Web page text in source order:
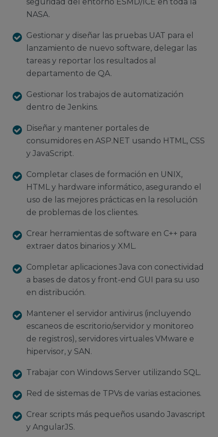
NASA.
Gestionar y diseñar las pruebas UAT para el
lanzamiento de nuevo software, delegar las
tareas y reportar los resultados al
departamento de QA.
Gestionar los trabajos de automatización
dentro de Jenkins.
Diseñar y mantener portales de
consumidores en ASP.NET usando HTML, CSS
y JavaScript.
Completar clases de formación en UNIX,
HTML y hardware informático, asegurando el
uso de las mejores prácticas en la resolución
de problemas de los clientes.
Crear herramientas de software en C++ para
extraer datos binarios y XML.
Completar aplicaciones Java con conectividad
a bases de datos y front-end GUI para su uso
en distribución.
Mantener el servidor antivirus (incluyendo
escaneos de escritorio/servidor y monitoreo
de registros), servidores virtuales VMware e
hipervisor, y SAN.
Trabajar con Windows Server utilizando SQL.
Red de sistemas de TPVs de varias estaciones.
Crear scripts más pequeños usando Javascript
y AngularJS.